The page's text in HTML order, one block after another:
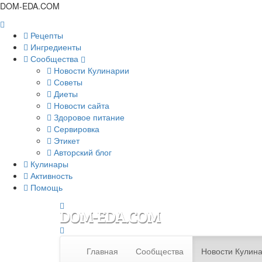
DOM-EDA.COM
Рецепты
Ингредиенты
Сообщества
Новости Кулинарии
Советы
Диеты
Новости сайта
Здоровое питание
Сервировка
Этикет
Авторский блог
Кулинары
Активность
Помощь
Главная Сообщества Новости